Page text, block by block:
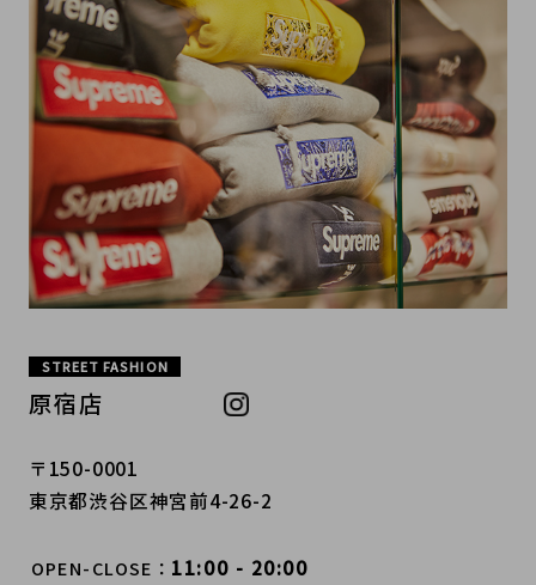
STREET FASHION
原宿店
〒150-0001
東京都渋谷区神宮前4-26-2
OPEN-CLOSE 11:00 - 20:00